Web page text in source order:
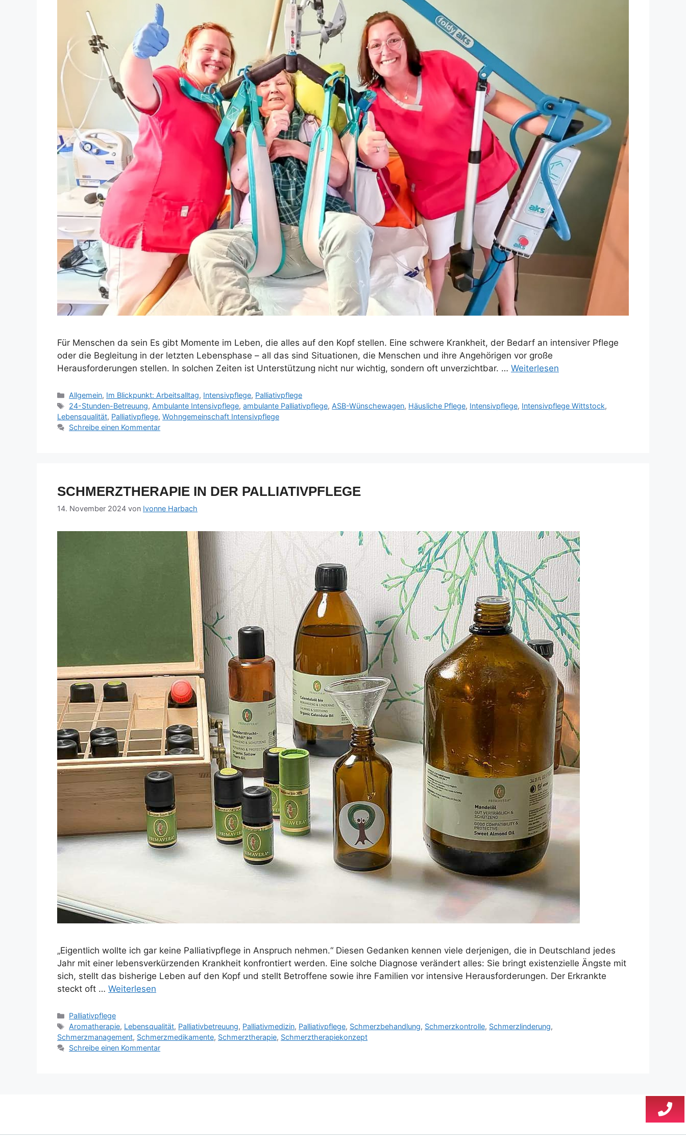
Für Menschen da sein Es gibt Momente im Leben, die alles auf den Kopf stellen. Eine schwere Krankheit, der Bedarf an intensiver Pflege
oder die Begleitung in der letzten Lebensphase – all das sind Situationen, die Menschen und ihre Angehörigen vor große
Herausforderungen stellen. In solchen Zeiten ist Unterstützung nicht nur wichtig, sondern oft unverzichtbar. … Weiterlesen
Allgemein, Im Blickpunkt: Arbeitsalltag, Intensivpflege, Palliativpflege
24-Stunden-Betreuung, Ambulante Intensivpflege,ambulante Palliativpflege, ASB-Wünschewagen, Häusliche Pflege, Intensivpflege, Intensivpflege Wittstock,
Lebensqualität, Palliativpflege, Wohngemeinschaft Intensivpflege
Schreibe einen Kommentar
SCHMERZTHERAPIE IN DER PALLIATIVPFLEGE
14. November 2024 von Ivonne Harbach
„Eigentlich wollte ich gar keine Palliativpflege in Anspruch nehmen.“ Diesen Gedanken kennen viele derjenigen, die in Deutschland jedes
Jahr mit einer lebensverkürzenden Krankheit konfrontiert werden. Eine solche Diagnose verändert alles: Sie bringt existenzielle Ängste mit
sich, stellt das bisherige Leben auf den Kopf und stellt Betroffene sowie ihre Familien vor intensive Herausforderungen. Der Erkrankte
steckt oft … Weiterlesen
Palliativpflege
Aromatherapie, Lebensqualität, Palliativbetreuung, Palliativmedizin, Palliativpflege, Schmerzbehandlung, Schmerzkontrolle, Schmerzlinderung,
Schmerzmanagement, Schmerzmedikamente, Schmerztherapie, Schmerztherapiekonzept
Schreibe einen Kommentar